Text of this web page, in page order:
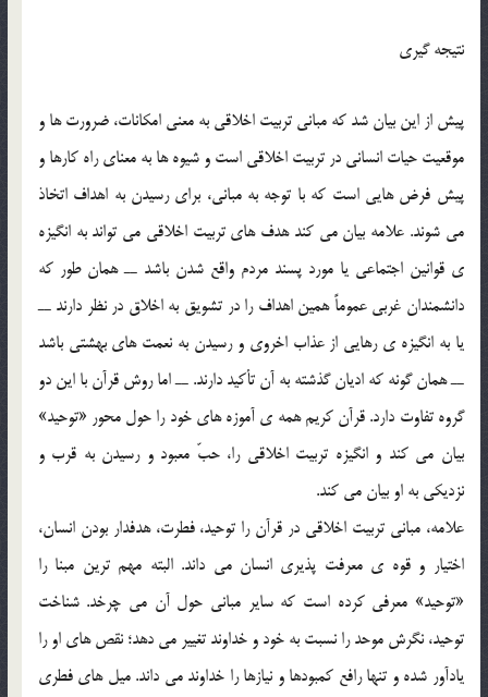
نتیجه گیری
پیش از این بیان شد که مبانی تربیت اخلاقی به معنی امکانات، ضرورت ها و
موقعیت حیات انسانی در تربیت اخلاقی است و شیوه ها به معنای راه کارها و
پیش فرض هایی است که با توجه به مبانی، برای رسیدن به اهداف اتخاذ
می شوند. علامه بیان می کند هدف های تربیت اخلاقی می تواند به انگیزه
ی قوانین اجتماعی یا مورد پسند مردم واقع شدن باشد ــ همان طور که
دانشمندان غربی عموماً همین اهداف را در تشویق به اخلاق در نظر دارند ــ
یا به انگیزه ی رهایی از عذاب اخروی و رسیدن به نعمت های بهشتی باشد
ــ همان گونه که ادیان گذشته به آن تأکید دارند. ــ اما روش قرآن با این دو
گروه تفاوت دارد. قرآن کریم همه ی آموزه های خود را حول محور «توحید»
بیان می کند و انگیزه تربیت اخلاقی را، حبّ معبود و رسیدن به قرب و
نزدیکی به او بیان می کند.
علامه، مبانی تربیت اخلاقی در قرآن را توحید، فطرت، هدفدار بودن انسان،
اختیار و قوه ی معرفت پذیری انسان می داند. البته مهم ترین مبنا را
«توحید» معرفی کرده است که سایر مبانی حول آن می چرخد. شناخت
توحید، نگرش موحد را نسبت به خود و خداوند تغییر می دهد؛ نقص های او را
یادآور شده و تنها رافع کمبودها و نیازها را خداوند می داند. میل های فطری